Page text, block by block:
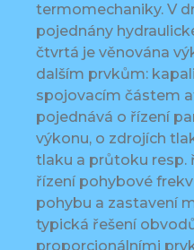
termomechaniky. V
pojednány
čtvrtá je věnována
dalším prvkům:
spojovacím částem
pojednává o řízení
výkonu, o zdrojích
tlaku a průtoku resp.
řízení pohybové
pohybu a zastavení
typická řešení
proporcionálními